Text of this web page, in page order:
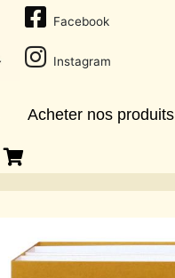
Facebook
Instagram
Acheter nos produits